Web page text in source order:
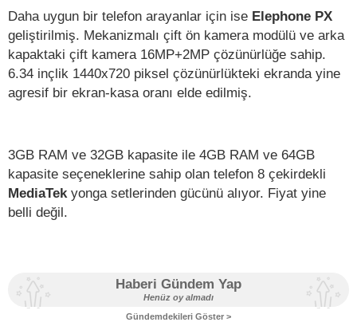
Daha uygun bir telefon arayanlar için ise Elephone PX
geliştirilmiş. Mekanizmalı çift ön kamera modülü ve arka
kapaktaki çift kamera 16MP+2MP çözünürlüğe sahip.
6.34 inçlik 1440x720 piksel çözünürlükteki ekranda yine
agresif bir ekran-kasa oranı elde edilmiş.
3GB RAM ve 32GB kapasite ile 4GB RAM ve 64GB
kapasite seçeneklerine sahip olan telefon 8 çekirdekli
MediaTekyonga setlerinden gücünü alıyor. Fiyat yine
belli değil.
Haberi Gündem Yap
Henüz oy almadı
Gündemdekileri Göster >